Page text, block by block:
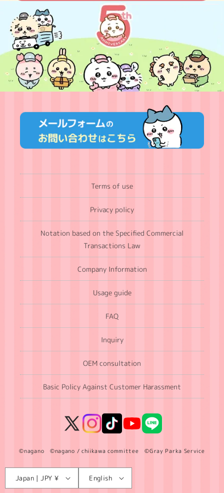
Terms of use
Privacy policy
Notation based on the Specified Commercial
Transactions Law
Company Information
Usage guide
FAQ
Inquiry
OEM consultation
Basic Policy Against Customer Harassment
X
InstagramTikTokYouTubeLINE
©nagano ©nagano / chiikawa committee ©Gray Parka Service
o
Japan | JPY ¥ English